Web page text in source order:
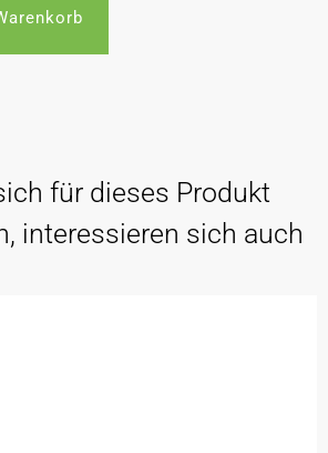
für dieses Produkt
interessieren sich auch